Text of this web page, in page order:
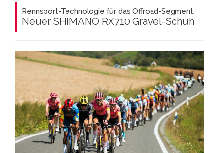
Rennsport-Technologie für das Offroad-Segment:
Neuer SHIMANO RX710 Gravel-Schuh